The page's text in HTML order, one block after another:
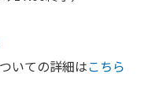
いての詳細はこちら